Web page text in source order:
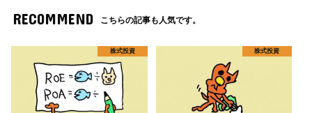
RECOMMEND こちらの記事も人気です。
株式投資 株式投資